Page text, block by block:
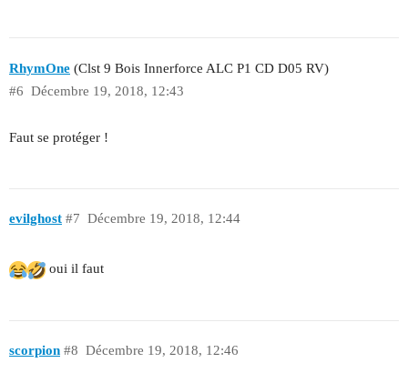
RhymOne (Clst 9 Bois Innerforce ALC P1 CD D05 RV)
Décembre 19, 2018, 12:43
#6
Faut se protéger !
evilghost Décembre 19, 2018, 12:44
#7
oui il faut
scorpion Décembre 19, 2018, 12:46
#8